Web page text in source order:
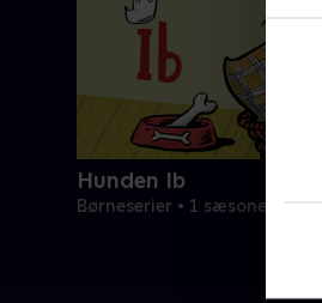
Hunden Ib
Børneserier • 1 sæsoner